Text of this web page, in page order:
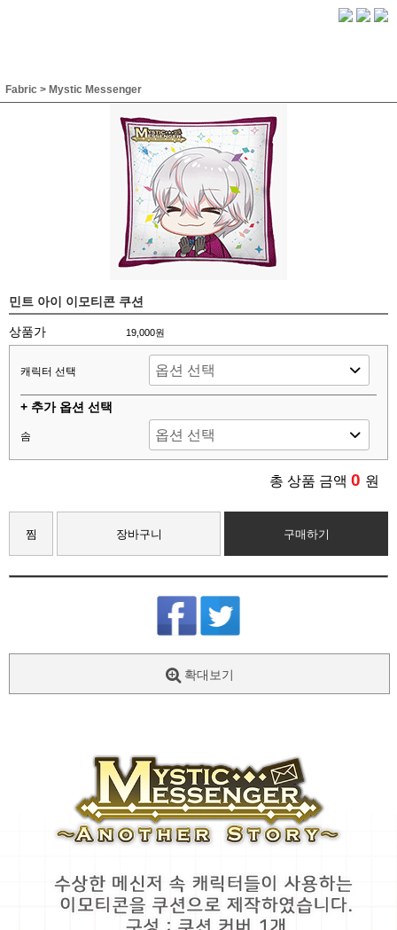
Fabric > Mystic Messenger
민트 아이 이모티콘 쿠션
상품가 19,000원
캐릭터 선택
+ 추가 옵션 선택
솜
총 상품 금액 0 원
찜 장바구니 구매하기
확대보기